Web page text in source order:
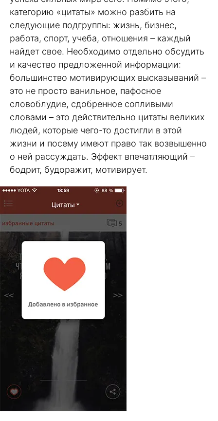
категорию «цитаты» можно разбить на
следующие подгруппы: жизнь, бизнес,
работа, спорт, учеба, отношения – каждый
найдет свое. Необходимо отдельно обсудить
и качество предложенной информации:
большинство мотивирующих высказываний –
это не просто ванильное, пафосное
словоблудие, сдобренное сопливыми
словами – это действительно цитаты великих
людей, которые чего-то достигли в этой
жизни и посему имеют право так возвышенно
о ней рассуждать. Эффект впечатляющий –
бодрит, будоражит, мотивирует.